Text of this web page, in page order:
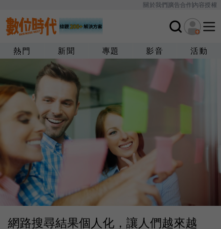
關於我們廣告合作內容授權
熱門 新聞 專題 影音 活動
網路搜尋結果個人化，讓人們越來越